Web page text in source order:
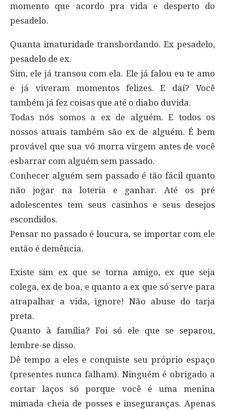
momento que acordo pra vida e desperto do
pesadelo.
Quanta imaturidade transbordando. Ex pesadelo,
pesadelo de ex.
Sim, ele já transou com ela. Ele já falou eu te amo
e já viveram momentos felizes. E daí? Você
também já fez coisas que até o diabo duvida.
Todas nós somos a ex de alguém. E todos os
nossos atuais também são ex de alguém. É bem
provável que sua vó morra virgem antes de você
esbarrar com alguém sem passado.
Conhecer alguém sem passado é tão fácil quanto
não jogar na loteria e ganhar. Até os pré
adolescentes tem seus casinhos e seus desejos
escondidos.
Pensar no passado é loucura, se importar com ele
então é demência.
Existe sim ex que se torna amigo, ex que seja
colega, ex de boa, e quanto a ex que só serve para
atrapalhar a vida, ignore! Não abuse do tarja
preta.
Quanto à família? Foi só ele que se separou,
lembre-se disso.
Dê tempo a eles e conquiste seu próprio espaço
(presentes nunca falham). Ninguém é obrigado a
cortar laços só porque você é uma menina
mimada cheia de posses e inseguranças. Apenas